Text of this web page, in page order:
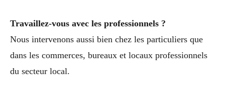
Travaillez-vous avec les professionnels ?
Nous intervenons aussi bien chez les particuliers que
dans les commerces, bureaux et locaux professionnels
du secteur local.